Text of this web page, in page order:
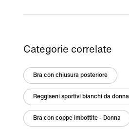
Categorie correlate
Bra con chiusura posteriore
Reggiseni sportivi bianchi da donna
Bra con coppe imbottite - Donna